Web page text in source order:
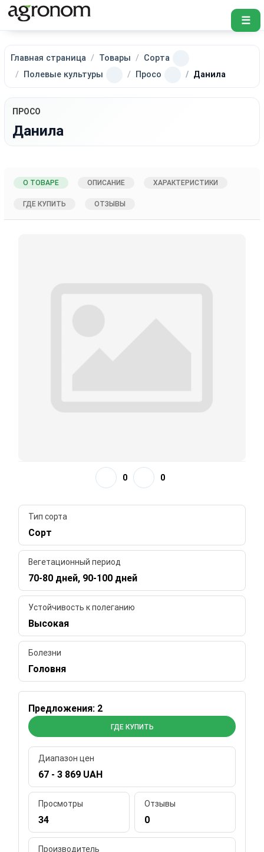
☰
Главная страница Товары
Сорта
Полевые культуры
Просо Данила
ПРОСО
Данила
О ТОВАРЕ ОПИСАНИЕ ХАРАКТЕРИСТИКИ
ГДЕ КУПИТЬ ОТЗЫВЫ
0 0
Тип сорта
Сорт
Вегетационный период
70-80 дней, 90-100 дней
Устойчивость к полеганию
Высокая
Болезни
Головня
Предложения: 2
ГДЕ КУПИТЬ
Диапазон цен
67 - 3 869 UAH
Просмотры
34
Отзывы
0
Производитель